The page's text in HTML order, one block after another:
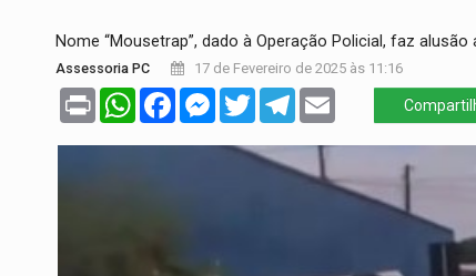
Nome “Mousetrap”, dado à Operação Policial, faz
Assessoria PC 17 de Fevereiro de 2025 às 11:16
Print WhatsAppFacebookMessenger
TwitterTelegram